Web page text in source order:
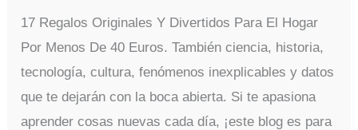
17 Regalos Originales Y Divertidos Para El Hogar
Por Menos De 40 Euros. También ciencia, historia,
tecnología, cultura, fenómenos inexplicables y datos
que te dejarán con la boca abierta. Si te apasiona
aprender cosas nuevas cada día, ¡este blog es para